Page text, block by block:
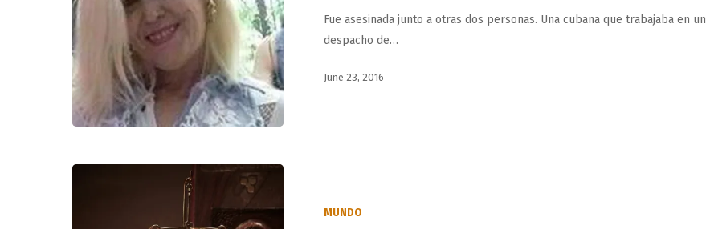
Hit enter to search or ESC to close
Fue asesinada junto a otras dos personas. Una cubana que trabajaba en un
despacho de…
June 23, 2016
MUNDO